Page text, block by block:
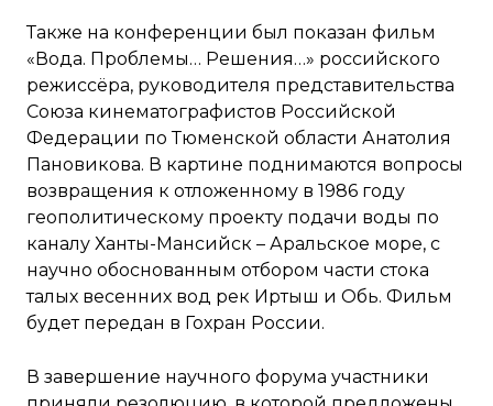
Также на конференции был показан фильм
«Вода. Проблемы… Решения…» российского
режиссёра, руководителя представительства
Союза кинематографистов Российской
Федерации по Тюменской области Анатолия
Пановикова. В картине поднимаются вопросы
возвращения к отложенному в 1986 году
геополитическому проекту подачи воды по
каналу Ханты-Мансийск – Аральское море, с
научно обоснованным отбором части стока
талых весенних вод рек Иртыш и Обь. Фильм
будет передан в Гохран России.
В завершение научного форума участники